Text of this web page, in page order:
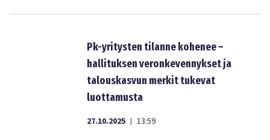
Pk-yritysten tilanne kohenee –
hallituksen veronkevennykset ja
talouskasvun merkit tukevat
luottamusta
27.10.2025 | 13:59